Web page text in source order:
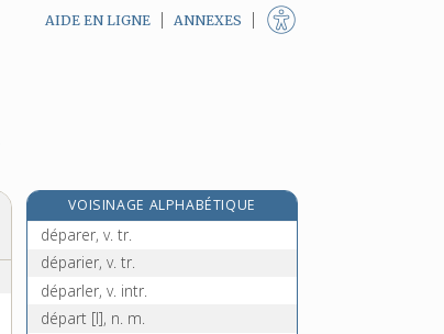
AIDE EN LIGNE ANNEXES
VOISINAGE ALPHABÉTIQUE
dépareiller, v. tr.
déparer, v. tr.
déparier, v. tr.
déparler, v. intr.
départ [I], n. m.